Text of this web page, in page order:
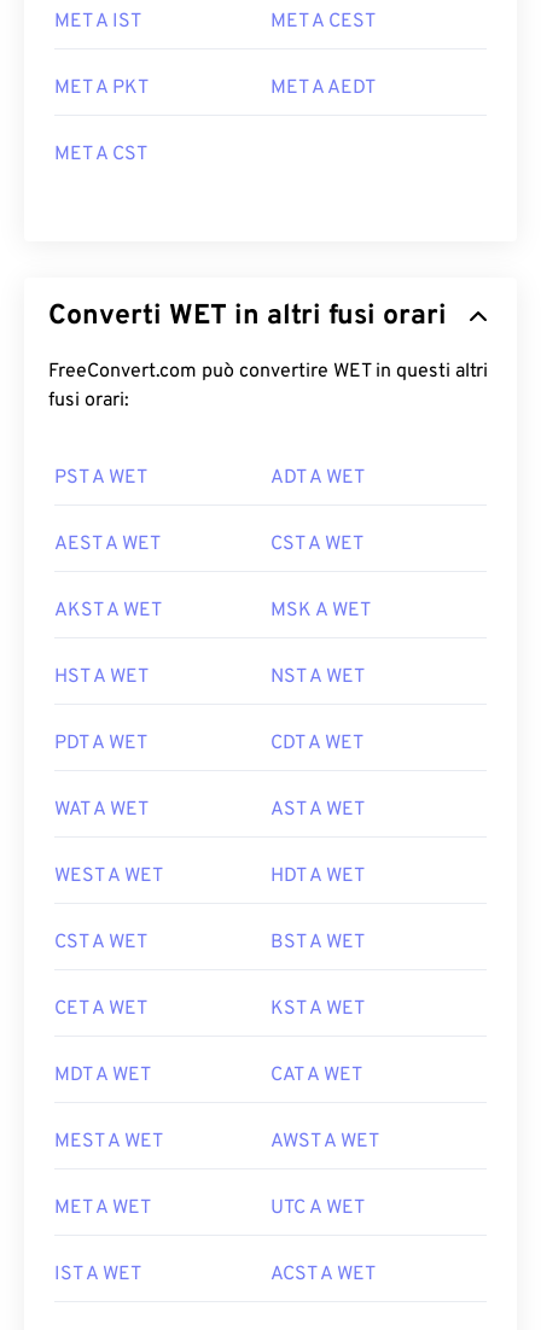
MET A IST MET A CEST
MET A PKT MET A AEDT
MET A CST
Converti WET in altri fusi orari
FreeConvert.com può convertire WET in questi altri
fusi orari:
PST A WET ADT A WET
AEST A WET CST A WET
AKST A WET MSK A WET
HST A WET NST A WET
PDT A WET CDT A WET
WAT A WET AST A WET
WEST A WET HDT A WET
CST A WET BST A WET
CET A WET KST A WET
MDT A WET CAT A WET
MEST A WET AWST A WET
MET A WET UTC A WET
IST A WET ACST A WET